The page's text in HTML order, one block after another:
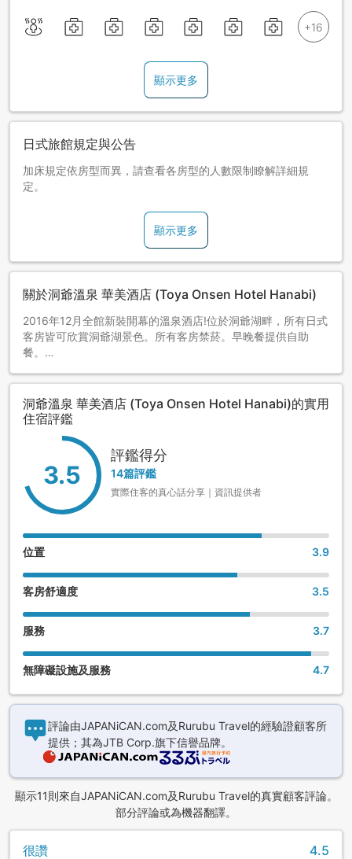
顯示更多
日式旅館規定與公告
加床規定依房型而異，請查看各房型的人數限制瞭解詳細規
定。
顯示更多
關於洞爺溫泉 華美酒店 (Toya Onsen Hotel Hanabi)
2016年12月全館新裝開幕的溫泉酒店!位於洞爺湖畔，所有日式
客房皆可欣賞洞爺湖景色。所有客房禁菸。早晚餐提供自助
餐。
洞爺溫泉 華美酒店 (Toya Onsen Hotel Hanabi)的實用
住宿評鑑
3.5
評鑑得分
14篇評鑑
實際住客的真心話分享｜資訊提供者
位置 3.9
客房舒適度 3.5
服務 3.7
無障礙設施及服務 4.7
評論由JAPANiCAN.com及Rurubu Travel的經驗證顧客所
提供；其為JTB Corp.旗下信譽品牌。
顯示11則來自JAPANiCAN.com及Rurubu Travel的真實顧客評論。
部分評論或為機器翻譯。
很讚 4.5